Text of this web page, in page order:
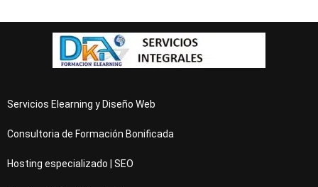
Servicios Elearning y Diseño Web
Consultoria de Formación Bonificada
Hosting especializado | SEO